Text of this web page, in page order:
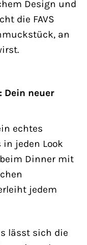
Design und
die FAVS
an
neuer
echtes
jeden Look
Dinner mit
jedem
lässt sich die